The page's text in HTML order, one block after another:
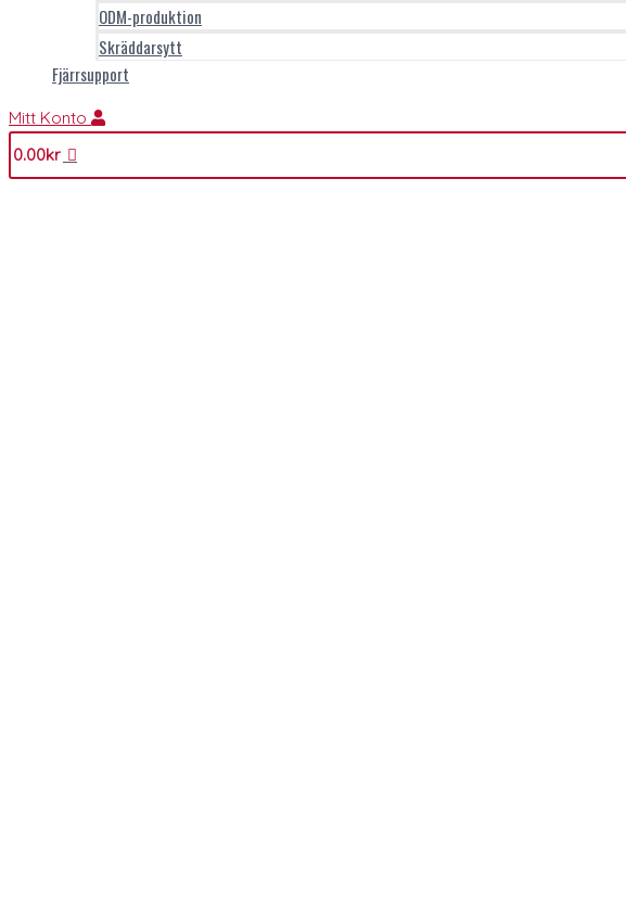
ODM-produktion
Skräddarsytt
Fjärrsupport
Mitt Konto
0.00kr